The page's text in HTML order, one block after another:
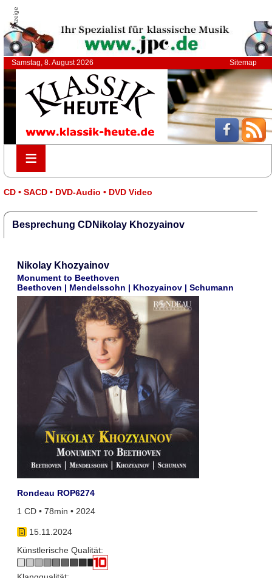
Anzeige
Samstag, 8. August 2026 Sitemap
≡
≡
CD • SACD • DVD-Audio • DVD Video
Besprechung CDNikolay Khozyainov
Nikolay Khozyainov
Monument to Beethoven
Beethoven | Mendelssohn | Khozyainov | Schumann
Rondeau ROP6274
1 CD • 78min • 2024
15.11.2024
Künstlerische Qualität: